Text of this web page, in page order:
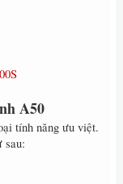
A50
tính năng ưu việt.
sau: